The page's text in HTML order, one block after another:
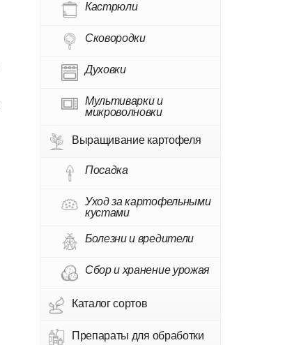
Кастрюли
Сковородки
Духовки
Мультиварки и
микроволновки
Выращивание картофеля
Посадка
Уход за картофельными
кустами
Болезни и вредители
Сбор и хранение урожая
Каталог сортов
Препараты для обработки